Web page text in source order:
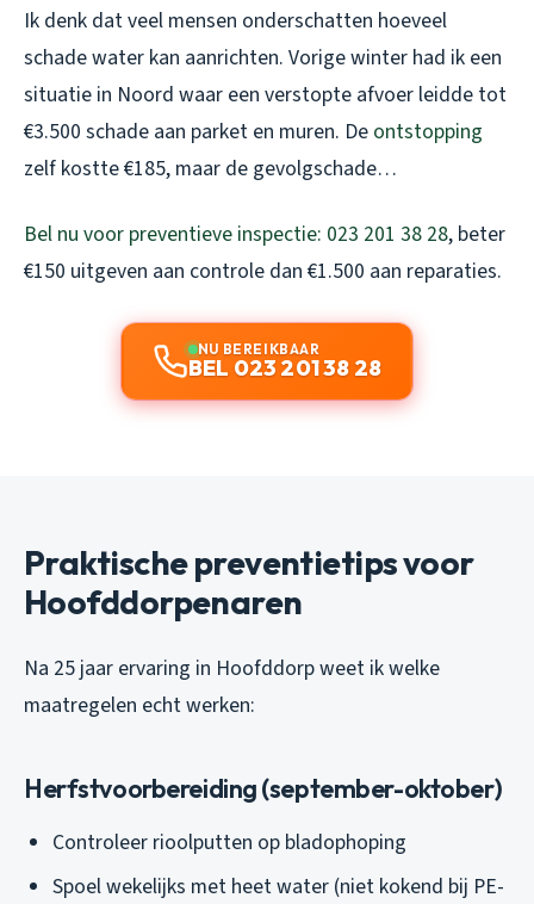
Ik denk dat veel mensen onderschatten hoeveel
schade water kan aanrichten. Vorige winter had ik een
situatie in Noord waar een verstopte afvoer leidde tot
€3.500 schade aan parket en muren. De ontstopping
zelf kostte €185, maar de gevolgschade…
Bel nu voor preventieve inspectie: 023 201 38 28, beter
€150 uitgeven aan controle dan €1.500 aan reparaties.
NU BEREIKBAAR
BEL 023 201 38 28
Praktische preventietips voor
Hoofddorpenaren
Na 25 jaar ervaring in Hoofddorp weet ik welke
maatregelen echt werken:
Herfstvoorbereiding (september-oktober)
Controleer rioolputten op bladophoping
Spoel wekelijks met heet water (niet kokend bij PE-